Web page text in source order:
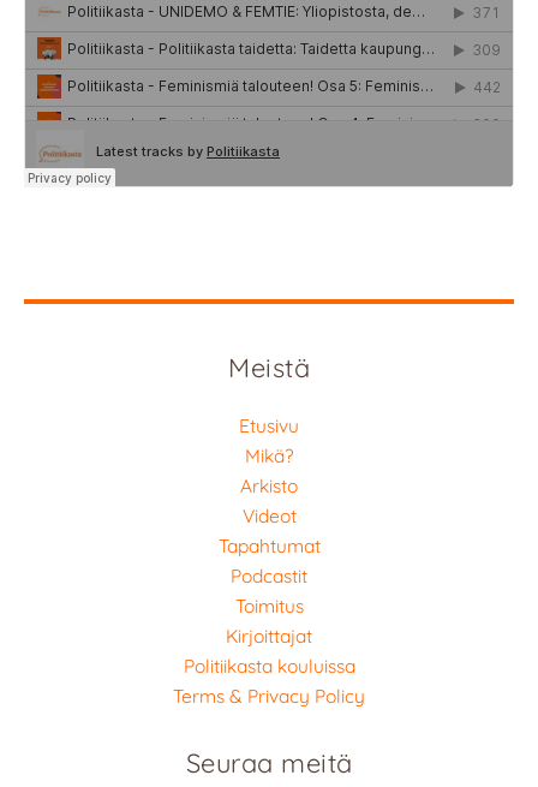
Meistä
Etusivu
Mikä?
Arkisto
Videot
Tapahtumat
Podcastit
Toimitus
Kirjoittajat
Politiikasta kouluissa
Terms & Privacy Policy
Seuraa meitä